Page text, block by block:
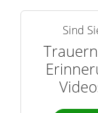
Sind